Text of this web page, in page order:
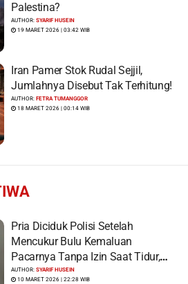
Palestina?
AUTHOR:SYARIF HUSEIN
19 MARET 2026 | 03:42 WIB
Iran Pamer Stok Rudal Sejjil,
Jumlahnya Disebut Tak Terhitung!
AUTHOR:FETRA TUMANGGOR
18 MARET 2026 | 00:14 WIB
Pria Diciduk Polisi Setelah
Mencukur Bulu Kemaluan
Pacarnya Tanpa Izin Saat Tidur,
Korban Syok Saat Terbangun
AUTHOR:SYARIF HUSEIN
10 MARET 2026 | 22:28 WIB